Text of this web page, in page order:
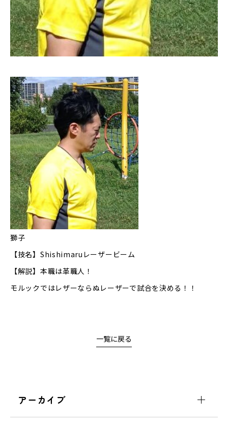
獅子
【技名】Shishimaruレーザービーム
【解説】本職は革職人！
モルックではレザーならぬレーザーで試合を決める！！
一覧に戻る
アーカイブ